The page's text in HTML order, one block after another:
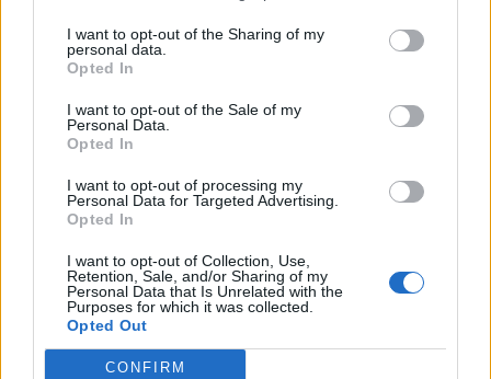
I want to opt-out of the Sharing of my
personal data.
Opted In
I want to opt-out of the Sale of my
Personal Data.
Opted In
I want to opt-out of processing my
Personal Data for Targeted Advertising.
Opted In
I want to opt-out of Collection, Use,
Retention, Sale, and/or Sharing of my
Personal Data that Is Unrelated with the
Purposes for which it was collected.
Opted Out
CONFIRM
Scarica riepilogo
stagionale
Giornata FV Uscito
PIS 0-1 ROM
3 PIS 0-1 UDI